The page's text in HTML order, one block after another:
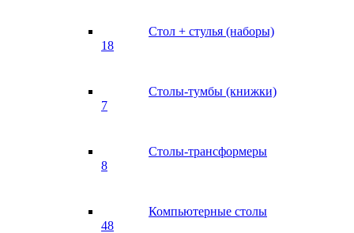
Стол + стулья (наборы)
18
Столы-тумбы (книжки)
7
Столы-трансформеры
8
Компьютерные столы
48